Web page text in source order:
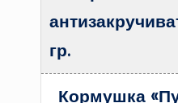
гр.
Кормушка